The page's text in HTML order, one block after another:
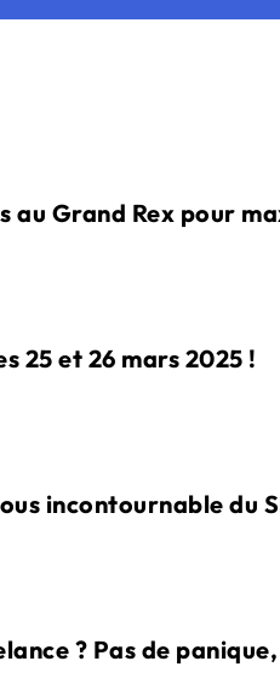
au Grand Rex pour
25 et 26 mars 2025 !
incontournable du
? Pas de